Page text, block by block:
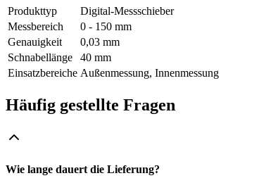
Produkttyp
Digital-Messschieber
Messbereich
0 - 150 mm
Genauigkeit
0,03 mm
Schnabellänge
40 mm
Einsatzbereiche Außenmessung, Innenmessung
Häufig gestellte Fragen
Wie lange dauert die Lieferung?